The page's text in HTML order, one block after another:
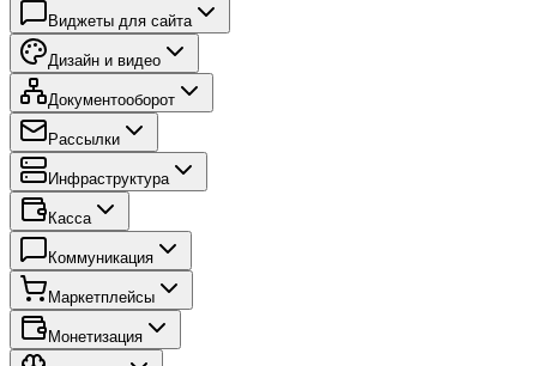
Виджеты для сайта
Дизайн и видео
Документооборот
Рассылки
Инфраструктура
Касса
Коммуникация
Маркетплейсы
Монетизация